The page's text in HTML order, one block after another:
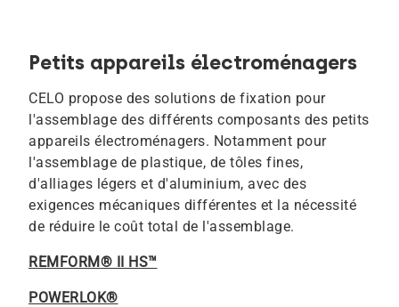
Petits appareils électroménagers
CELO propose des solutions de fixation pour
l'assemblage des différents composants des petits
appareils électroménagers. Notamment pour
l'assemblage de plastique, de tôles fines,
d'alliages légers et d'aluminium, avec des
exigences mécaniques différentes et la nécessité
de réduire le coût total de l'assemblage.
REMFORM® II HS™
POWERLOK®